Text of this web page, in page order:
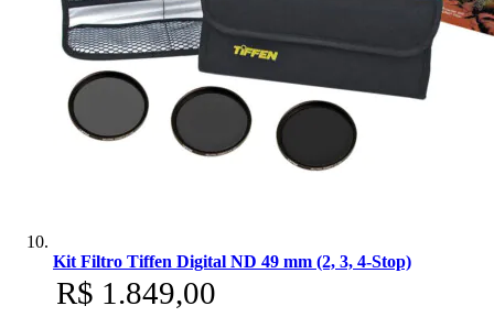
Kit Filtro Tiffen Digital ND 49 mm (2, 3, 4-Stop)
R$ 1.849,00